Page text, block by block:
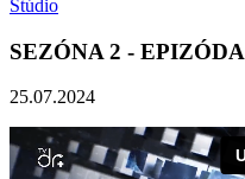
Štúdio
SEZÓNA 2 - EPIZÓDA
25.07.2024